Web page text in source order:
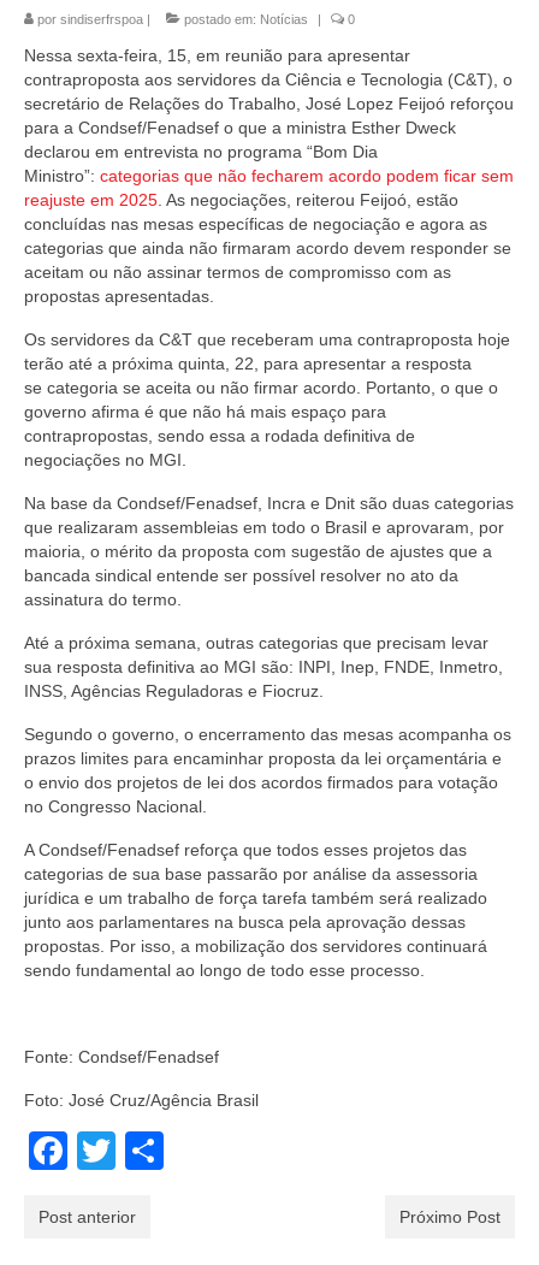
por sindiserfrspoa | postado em: Notícias | 0
Nessa sexta-feira, 15, em reunião para apresentar
contraproposta aos servidores da Ciência e Tecnologia (C&T), o
secretário de Relações do Trabalho, José Lopez Feijoó reforçou
para a Condsef/Fenadsef o que a ministra Esther Dweck
declarou em entrevista no programa “Bom Dia
Ministro”: categorias que não fecharem acordo podem ficar sem
reajuste em 2025 . As negociações, reiterou Feijoó, estão
concluídas nas mesas específicas de negociação e agora as
categorias que ainda não firmaram acordo devem responder se
aceitam ou não assinar termos de compromisso com as
propostas apresentadas.
Os servidores da C&T que receberam uma contraproposta hoje
terão até a próxima quinta, 22, para apresentar a resposta
se categoria se aceita ou não firmar acordo. Portanto, o que o
governo afirma é que não há mais espaço para
contrapropostas, sendo essa a rodada definitiva de
negociações no MGI.
Na base da Condsef/Fenadsef, Incra e Dnit são duas categorias
que realizaram assembleias em todo o Brasil e aprovaram, por
maioria, o mérito da proposta com sugestão de ajustes que a
bancada sindical entende ser possível resolver no ato da
assinatura do termo.
Até a próxima semana, outras categorias que precisam levar
sua resposta definitiva ao MGI são: INPI, Inep, FNDE, Inmetro,
INSS, Agências Reguladoras e Fiocruz.
Segundo o governo, o encerramento das mesas acompanha os
prazos limites para encaminhar proposta da lei orçamentária e
o envio dos projetos de lei dos acordos firmados para votação
no Congresso Nacional.
A Condsef/Fenadsef reforça que todos esses projetos das
categorias de sua base passarão por análise da assessoria
jurídica e um trabalho de força tarefa também será realizado
junto aos parlamentares na busca pela aprovação dessas
propostas. Por isso, a mobilização dos servidores continuará
sendo fundamental ao longo de todo esse processo.
Fonte: Condsef/Fenadsef
Foto: José Cruz/Agência Brasil
Facebook
Twitter
Post anterior Próximo Post